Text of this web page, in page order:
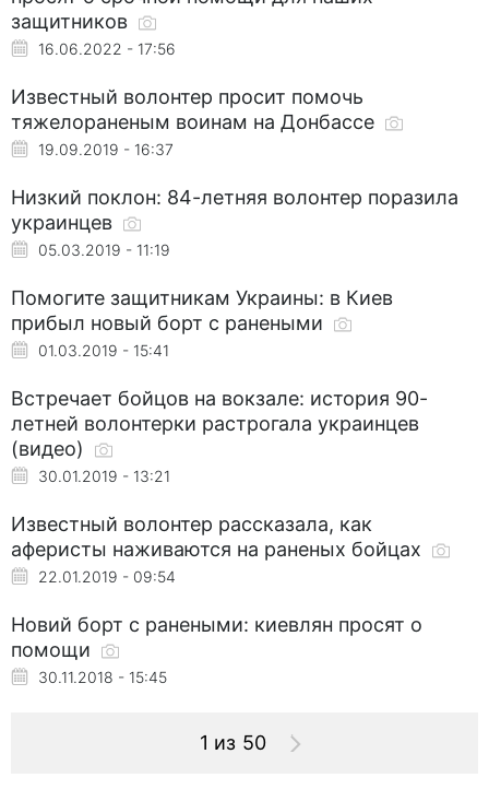
защитников
16.06.2022 - 17:56
Известный волонтер просит помочь
тяжелораненым воинам на Донбассе
19.09.2019 - 16:37
Низкий поклон: 84-летняя волонтер поразила
украинцев
05.03.2019 - 11:19
Помогите защитникам Украины: в Киев
прибыл новый борт с ранеными
01.03.2019 - 15:41
Встречает бойцов на вокзале: история 90-
летней волонтерки растрогала украинцев
(видео)
30.01.2019 - 13:21
Известный волонтер рассказала, как
аферисты наживаются на раненых бойцах
22.01.2019 - 09:54
Новий борт с ранеными: киевлян просят о
помощи
30.11.2018 - 15:45
1 из 50